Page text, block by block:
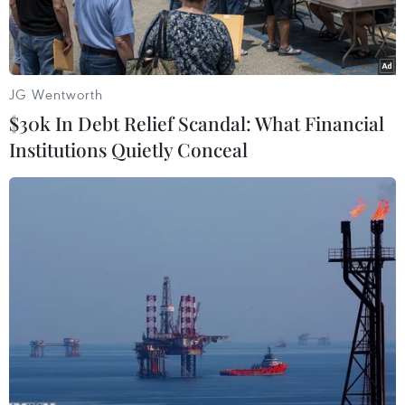
Một trạm thu phí BOT. (Ảnh: Việt Hùng/Vietnam+)
Thứ trưởng Bộ Giao thông Vận tải Nguyễn Hồng
Trường vừa cho biết đến thời điểm này, đã có 23
trạm thu phí BOT trên toàn quốc thực hiện việc
giảm phí đường bộ.
JG Wentworth
$30k In Debt Relief Scandal: What Financial
Institutions Quietly Conceal